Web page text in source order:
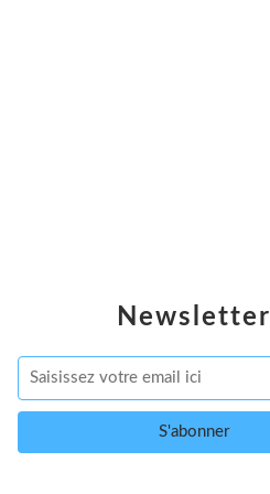
Newsletter